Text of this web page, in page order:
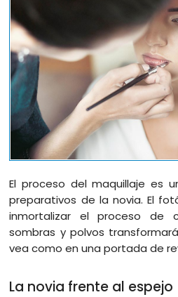
El proceso del maquillaje es
preparativos de la novia. El
inmortalizar el proceso de
sombras y polvos
vea como en una portada de
La novia frente al espejo